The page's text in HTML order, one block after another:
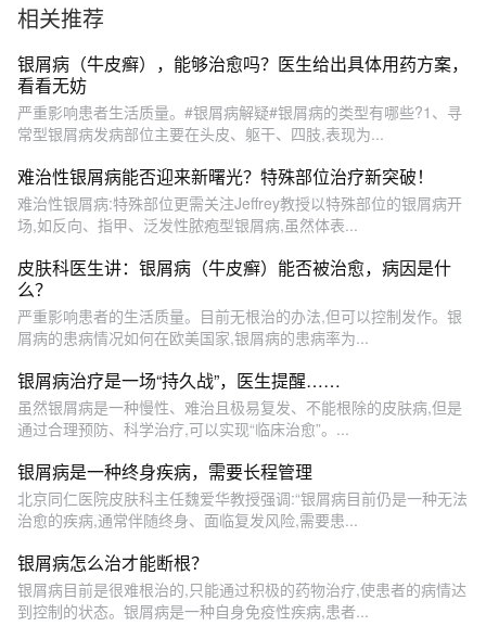
皮癣，你真的了解吗？！
（央视频号：#央视财经中国
好医生 ）
相关推荐
银屑病（牛皮癣），能够治愈吗？医生给出具体用药方案，
看看无妨
严重影响患者生活质量。#银屑病解疑#银屑病的类型有哪些?1、寻
常型银屑病发病部位主要在头皮、躯干、四肢,表现为...
难治性银屑病能否迎来新曙光？特殊部位治疗新突破！
难治性银屑病:特殊部位更需关注Jeffrey教授以特殊部位的银屑病开
场,如反向、指甲、泛发性脓疱型银屑病,虽然体表...
皮肤科医生讲：银屑病（牛皮癣）能否被治愈，病因是什
么？
严重影响患者的生活质量。目前无根治的办法,但可以控制发作。银
屑病的患病情况如何在欧美国家,银屑病的患病率为...
银屑病治疗是一场“持久战”，医生提醒……
虽然银屑病是一种慢性、难治且极易复发、不能根除的皮肤病,但是
通过合理预防、科学治疗,可以实现“临床治愈”。...
银屑病是一种终身疾病，需要长程管理
北京同仁医院皮肤科主任魏爱华教授强调:“银屑病目前仍是一种无法
治愈的疾病,通常伴随终身、面临复发风险,需要患...
银屑病怎么治才能断根？
银屑病目前是很难根治的,只能通过积极的药物治疗,使患者的病情达
到控制的状态。银屑病是一种自身免疫性疾病,患者...